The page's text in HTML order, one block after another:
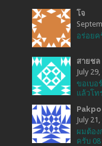
โจ
อร่อยค
สายชล
July
ขอเบอ
แล้วโท
July
ผมต้อง
ครับ